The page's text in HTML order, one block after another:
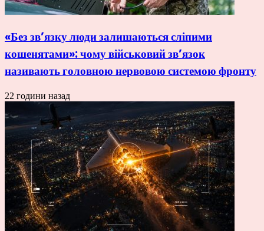
«Без зв’язку люди залишаються сліпими
кошенятами»: чому військовий зв’язок
називають головною нервовою системою фронту
22 години назад